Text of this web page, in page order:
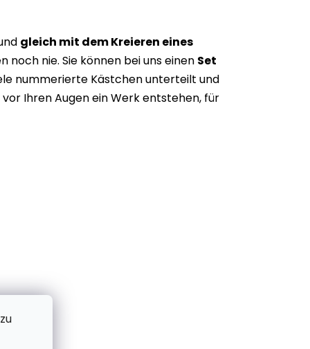
gleich mit dem Kreieren eines
noch nie. Sie können bei uns einen Set
nummerierte Kästchen unterteilt und
Ihren Augen ein Werk entstehen, für